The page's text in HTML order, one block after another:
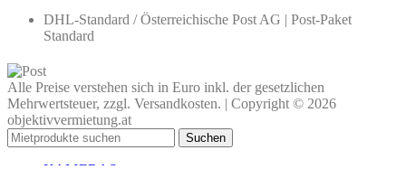
DHL-Standard / Österreichische Post AG | Post-Paket
Standard
Alle Preise verstehen sich in Euro inkl. der gesetzlichen
Mehrwertsteuer, zzgl. Versandkosten. | Copyright © 2026
objektivvermietung.at
Suchen